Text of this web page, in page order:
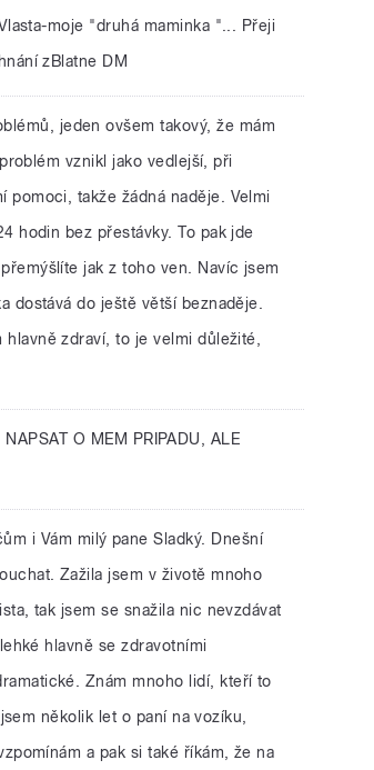
moje "druhá maminka "... Přeji
zBlatne DM
jeden ovšem takový, že mám
vznikl jako vedlejší, při
takže žádná naděje. Velmi
hodin bez přestávky. To pak jde
jak z toho ven. Navíc jsem
dostává do ještě větší beznaděje.
zdraví, to je velmi důležité,
O MEM PRIPADU, ALE
i Vám milý pane Sladký. Dnešní
Zažila jsem v životě mnoho
tak jsem se snažila nic nevzdávat
hlavně se zdravotními
Znám mnoho lidí, kteří to
několik let o paní na vozíku,
a pak si také říkám, že na